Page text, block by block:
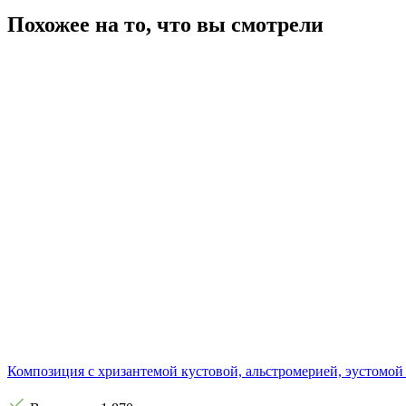
Похожее на то, что вы смотрели
Композиция с хризантемой кустовой, альстромерией,